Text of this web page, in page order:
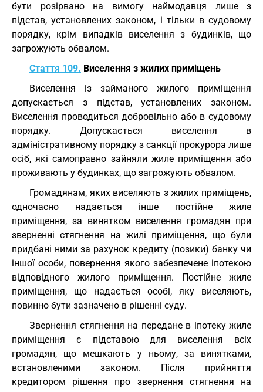
бути розірвано на вимогу наймодавця лише з
підстав, установлених законом, і тільки в судовому
порядку, крім випадків виселення з будинків, що
загрожують обвалом.
Стаття 109. Виселення з жилих приміщень
Виселення із займаного жилого приміщення
допускається з підстав, установлених законом.
Виселення проводиться добровільно або в судовому
порядку. Допускається виселення в
адміністративному порядку з санкції прокурора лише
осіб, які самоправно зайняли жиле приміщення або
проживають у будинках, що загрожують обвалом.
Громадянам, яких виселяють з жилих приміщень,
одночасно надається інше постійне жиле
приміщення, за винятком виселення громадян при
зверненні стягнення на жилі приміщення, що були
придбані ними за рахунок кредиту (позики) банку чи
іншої особи, повернення якого забезпечене іпотекою
відповідного жилого приміщення. Постійне жиле
приміщення, що надається особі, яку виселяють,
повинно бути зазначено в рішенні суду.
Звернення стягнення на передане в іпотеку жиле
приміщення є підставою для виселення всіх
громадян, що мешкають у ньому, за винятками,
встановленими законом. Після прийняття
кредитором рішення про звернення стягнення на